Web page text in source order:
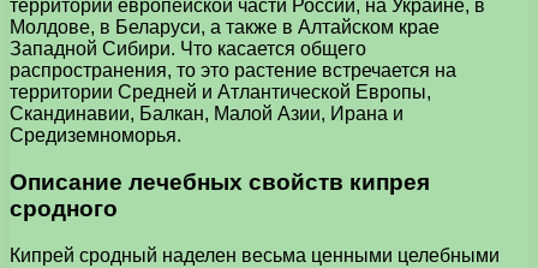
территории европейской части России, на Украине, в
Молдове, в Беларуси, а также в Алтайском крае
Западной Сибири. Что касается общего
распространения, то это растение встречается на
территории Средней и Атлантической Европы,
Скандинавии, Балкан, Малой Азии, Ирана и
Средиземноморья.
Описание лечебных свойств кипрея
сродного
Кипрей сродный наделен весьма ценными целебными